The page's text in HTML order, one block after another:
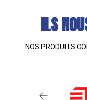
ILS
NOS PRODUITS